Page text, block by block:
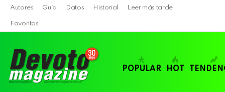
Autores Guía Datos Historial Leer más tarde
Favoritos
POPULAR HOT